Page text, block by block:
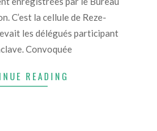
C’est la cellule de Reze-
les délégués participant
Convoquée
READING